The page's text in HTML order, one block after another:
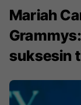
Mariah
suksesin